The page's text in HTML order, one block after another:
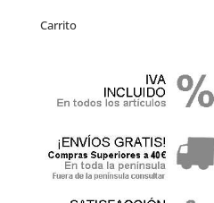
Carrito